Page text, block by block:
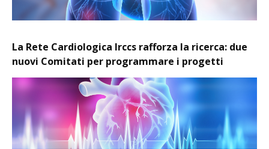
La Rete Cardiologica Irccs rafforza la ricerca: due
nuovi Comitati per programmare i progetti